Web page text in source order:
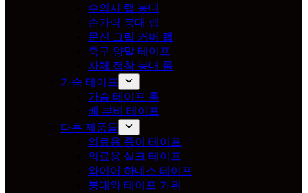
수의사 랩 붕대
손가락 붕대 랩
문신 그립 커버 랩
축구 양말 테이프
자체 접착 붕대 롤
가슴 테이프
가슴 테이프 롤
배 부비 테이프
다른 제품들
의료용 종이 테이프
의료용 실크 테이프
와이어 하네스 테이프
붕대와 테이프 가위